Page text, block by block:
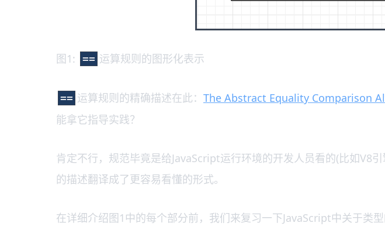
图1: == 运算规则的图形化表示
== 运算规则的精确描述在此： The Abstract Equality Comparison
能拿它指导实践？
肯定不行，规范毕竟是给JavaScript运行环境的开发人员看的(比如V8
的描述翻译成了更容易看懂的形式。
在详细介绍图1中的每个部分前，我们来复习一下JavaScript中关于类型